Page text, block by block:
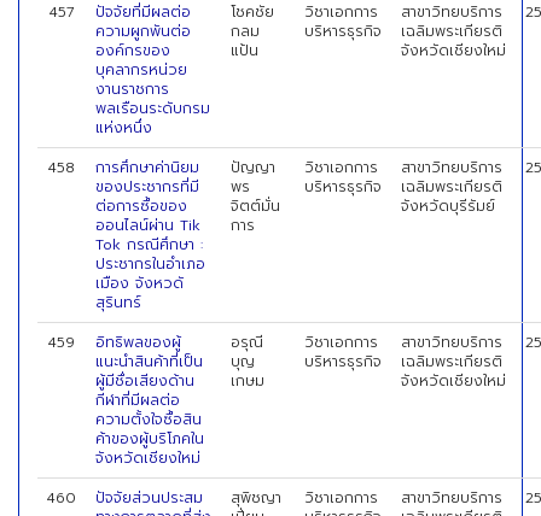
457
ปัจจัยที่มีผลต่อ
ความผูกพันต่อ
องค์กรของ
บุคลากรหน่วย
งานราชการ
พลเรือนระดับกรม
แห่งหนึ่ง
โชคชัย
กลม
แป้น
วิชาเอกการ
บริหารธุรกิจ
สาขาวิทยบริการ
เฉลิมพระเกียรติ
จังหวัดเชียงใหม่
458
การศึกษาค่านิยม
ของประชากรที่มี
ต่อการซื้อของ
ออนไลน์ผ่าน Tik
Tok กรณีศึกษา :
ประชากรในอำเภอ
เมือง จังหวดั
สุรินทร์
ปัญญา
พร
จิตต์มั่น
การ
วิชาเอกการ
บริหารธุรกิจ
สาขาวิทยบริการ
เฉลิมพระเกียรติ
จังหวัดบุรีรัมย์
459
อิทธิพลของผู้
แนะนำสินค้าที่เป็น
ผู้มีชื่อเสียงด้าน
กีฬาที่มีผลต่อ
ความตั้งใจซื้อสิน
ค้าของผู้บริโภคใน
จังหวัดเชียงใหม่
อรุณี
บุญ
เกษม
วิชาเอกการ
บริหารธุรกิจ
สาขาวิทยบริการ
เฉลิมพระเกียรติ
จังหวัดเชียงใหม่
460
ปัจจัยส่วนประสม
สุพิชญา
วิชาเอกการ
สาขาวิทยบริการ